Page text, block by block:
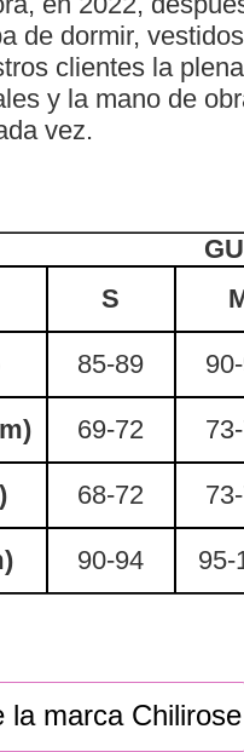
de dormir,
clientes la
y la mano de
vez.
S
85-89
69-72
68-72
90-94 95-
la marca Chilirose